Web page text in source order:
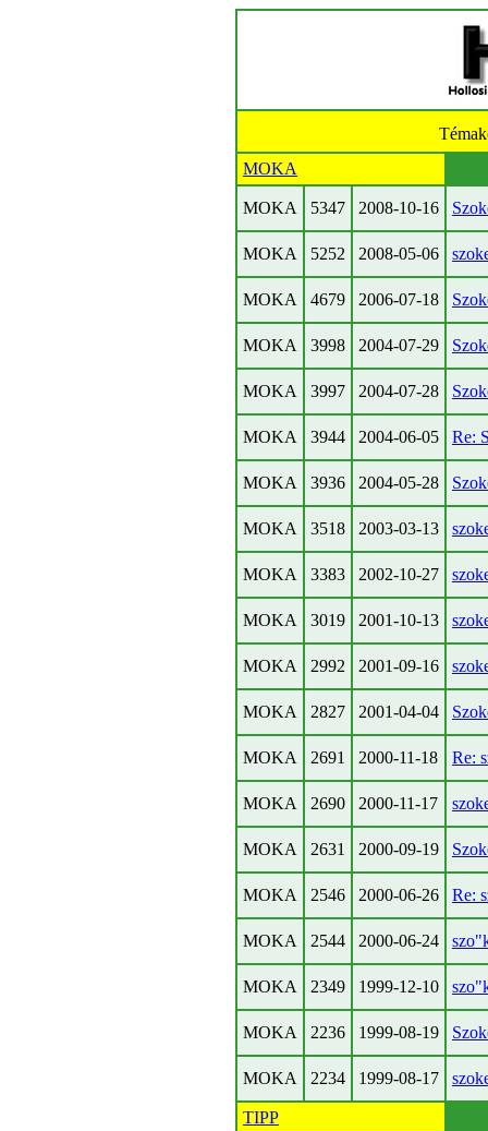
MOKA
MOKA 5347 2008-10-16
MOKA 5252 2008-05-06
MOKA 4679 2006-07-18
MOKA 3998 2004-07-29
MOKA 3997 2004-07-28
MOKA 3944 2004-06-05 Re:
MOKA 3936 2004-05-28
MOKA 3518 2003-03-13
MOKA 3383 2002-10-27
MOKA 3019 2001-10-13
MOKA 2992 2001-09-16
MOKA 2827 2001-04-04
MOKA 2691 2000-11-18 Re:
MOKA 2690 2000-11-17
MOKA 2631 2000-09-19
MOKA 2546 2000-06-26 Re:
MOKA 2544 2000-06-24
MOKA 2349 1999-12-10
MOKA 2236 1999-08-19
MOKA 2234 1999-08-17
TIPP